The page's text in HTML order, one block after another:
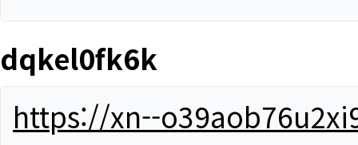
dqkel0fk6k
https://xn--